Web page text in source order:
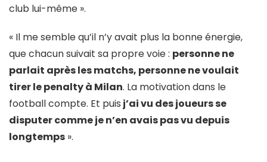
club lui-même ».
« Il me semble qu’il n’y avait plus la bonne énergie,
que chacun suivait sa propre voie : personne ne
parlait après les matchs, personne ne voulait
tirer le penalty à Milan. La motivation dans le
football compte. Et puis j’ai vu des joueurs se
disputer comme je n’en avais pas vu depuis
longtemps ».